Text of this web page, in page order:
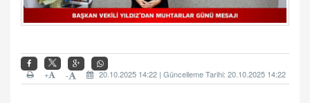
20.10.2025 14:22 | Güncelleme Tarihi: 20.10.2025 14:22
-
+